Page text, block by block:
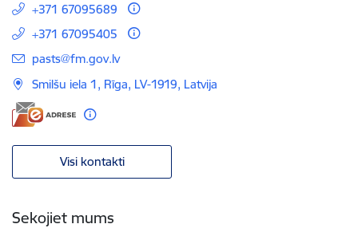
+371 67095689
+371 67095405
E-pasts:
pasts@fm.gov.lv
Smilšu iela 1, Rīga, LV-1919, Latvija
Visi kontakti
Sekojiet mums